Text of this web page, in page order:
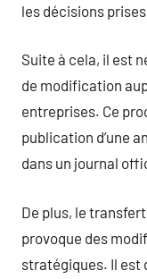
les décisions
Suite à cela, il est
de modification
entreprises. Ce
publication d’une
dans un journal
De plus, le
provoque des
stratégiques. Il est